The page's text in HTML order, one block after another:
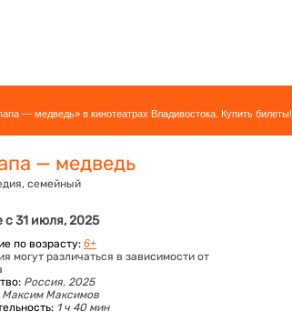
— медведь» в кинотеатрах Владивостока. Купить билеты!
— медведь
семейный
с 31 июля, 2025
по возрасту: 6+
могут различаться в зависимости от
Россия, 2025
Максим Максимов
1 ч 40 мин